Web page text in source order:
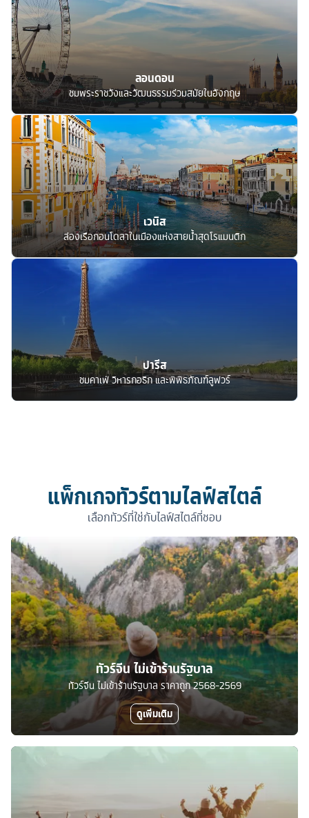
ลอนดอน
ชมพระราชวังและวัฒนธรรมร่วมสมัยในอังกฤษ
เวนิส
ล่องเรือกอนโดลาในเมืองแห่งสายน้ำสุดโรแมนติก
ปารีส
ชมคาเฟ่ วิหารกอธิก และพิพิธภัณฑ์ลูฟวร์
แพ็กเกจทัวร์ตามไลฟ์สไตล์
เลือกทัวร์ที่ใช่กับไลฟ์สไตล์ที่ชอบ
ทัวร์จีน ไม่เข้าร้านรัฐบาล
ทัวร์จีน ไม่เข้าร้านรัฐบาล ราคาถูก 2568-2569
ดูเพิ่มเติม